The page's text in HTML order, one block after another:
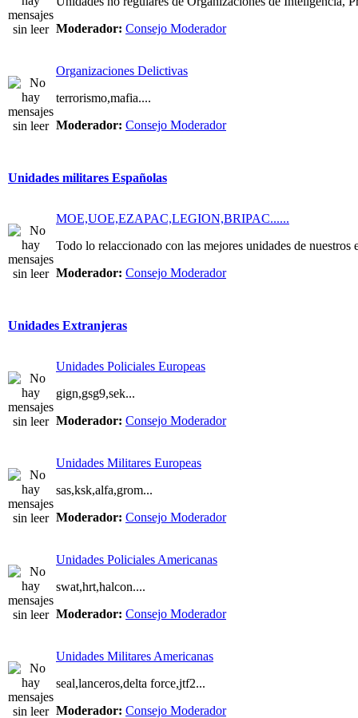
Moderador: Consejo Moderador
Organizaciones Delictivas
terrorismo,mafia....
Moderador: Consejo Moderador
Unidades militares Españolas
MOE,UOE,EZAPAC,LEGION,BRIPAC......
Todo lo relaccionado con las mejores unidades de nuestros
Moderador: Consejo Moderador
Unidades Extranjeras
Unidades Policiales Europeas
gign,gsg9,sek...
Moderador: Consejo Moderador
Unidades Militares Europeas
sas,ksk,alfa,grom...
Moderador: Consejo Moderador
Unidades Policiales Americanas
swat,hrt,halcon....
Moderador: Consejo Moderador
Unidades Militares Americanas
seal,lanceros,delta force,jtf2...
Moderador: Consejo Moderador